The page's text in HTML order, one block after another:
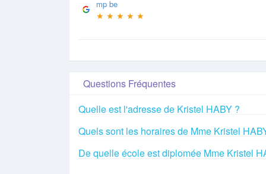
mp be
★ ★ ★ ★ ★
Questions Fréquentes
Quelle est l'adresse de Kristel HABY ?
Quels sont les horaires de Mme Kristel
De quelle école est diplomée Mme Kristel